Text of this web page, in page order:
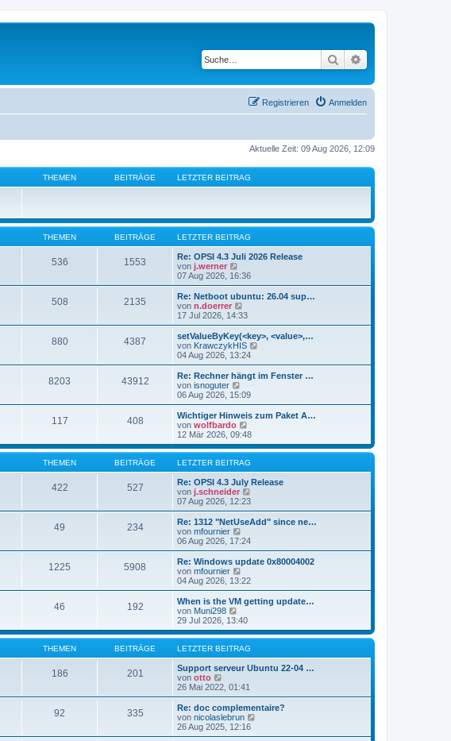
Suche
Anmelden
Registrieren
Aktuelle Zeit: 09 Aug 2026, 12:09
THEMEN BEITRÄGE LETZTER BEITRAG
THEMEN BEITRÄGE LETZTER BEITRAG
536 1553
Re: OPSI 4.3 Juli 2026 Release
von j.werner
e
u
e
s
t
r
B
e
i
r
a
g
07 Aug 2026, 16:36
508 2135
Re: Netboot ubuntu: 26.04 sup…
von n.doerrer
e
u
e
s
t
B
e
i
r
a
g
17 Jul 2026, 14:33
880 4387
setValueByKey(<key>, <value>,…
von KrawczykHIS
u
e
B
t
g
04 Aug 2026, 13:24
8203 43912
Re: Rechner hängt im Fenster …
von isnoguter
e
u
e
s
t
r
B
e
i
t
r
06 Aug 2026, 15:09
117 408
Wichtiger Hinweis zum Paket A…
von wolfbardo
e
u
e
s
t
e
r
B
e
i
r
g
12 Mär 2026, 09:48
THEMEN BEITRÄGE LETZTER BEITRAG
422 527
Re: OPSI 4.3 July Release
von j.schneider
u
e
B
r
07 Aug 2026, 12:23
49 234
Re: 1312 "NetUseAdd" since ne…
von mfournier
e
u
e
s
t
B
e
i
t
r
a
06 Aug 2026, 17:24
1225 5908
Re: Windows update 0x80004002
von mfournier
e
u
e
s
t
r
B
e
i
r
04 Aug 2026, 13:22
46 192
When is the VM getting update…
von Muni298
e
u
e
s
t
e
B
e
i
t
r
29 Jul 2026, 13:40
THEMEN BEITRÄGE LETZTER BEITRAG
186 201
Support serveur Ubuntu 22-04 …
von otto
e
u
e
s
t
e
26 Mai 2022, 01:41
92 335
Re: doc complementaire?
von nicolaslebrun
u
26 Aug 2025, 12:16